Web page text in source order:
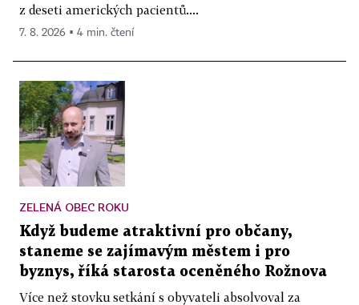
z deseti amerických pacientů....
7. 8. 2026 ▪ 4 min. čtení
ZELENÁ OBEC ROKU
Když budeme atraktivní pro občany,
staneme se zajímavým městem i pro
byznys, říká starosta oceněného Rožnova
Více než stovku setkání s obyvateli absolvoval za